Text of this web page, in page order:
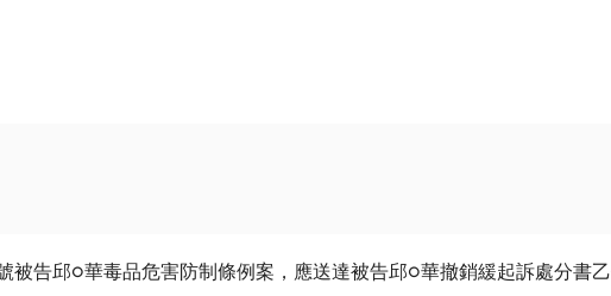
被告邱○華毒品危害防制條例案，應送達被告邱○華撤銷緩起訴處分書乙